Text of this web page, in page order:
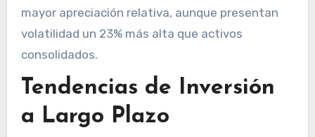
mayor apreciación relativa, aunque presentan
volatilidad un 23% más alta que activos
consolidados.
Tendencias de Inversión
a Largo Plazo